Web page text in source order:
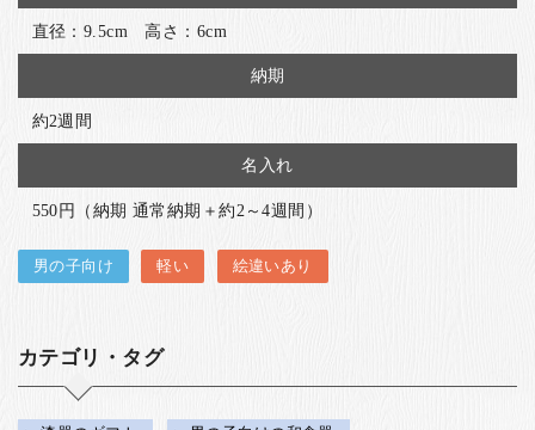
直径：9.5cm 高さ：6cm
納期
約2週間
名入れ
550円（納期 通常納期＋約2～4週間）
男の子向け 軽い 絵違いあり
カテゴリ・タグ